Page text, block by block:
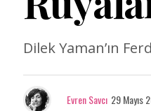
Dilek Yaman’ın
Evren Savcı 29 Mayıs